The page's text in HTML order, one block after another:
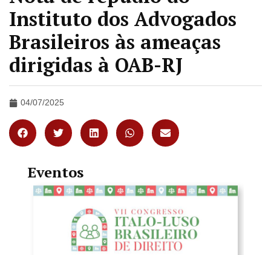
Instituto dos Advogados
Brasileiros às ameaças
dirigidas à OAB-RJ
04/07/2025
Eventos